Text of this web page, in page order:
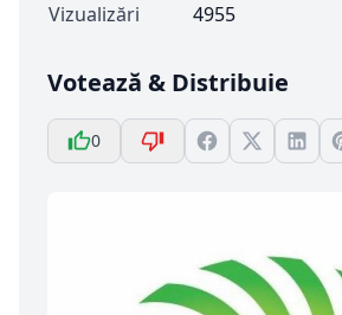
Vizualizări
4955
Votează & Distribuie
0